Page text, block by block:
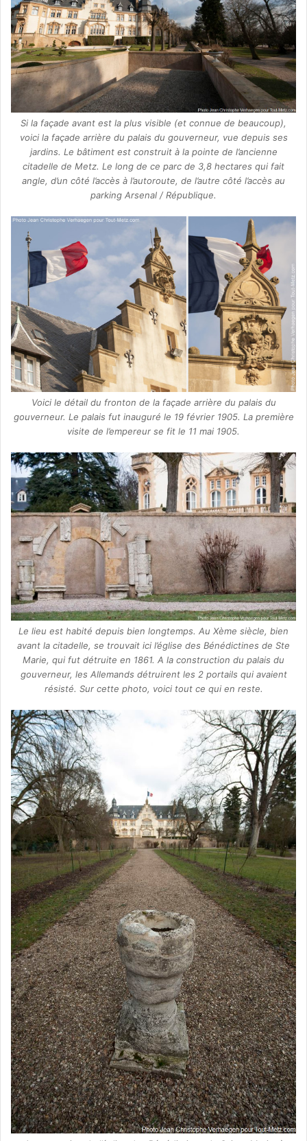
Si la façade avant est la plus visible (et connue de beaucoup),
voici la façade arrière du palais du gouverneur, vue depuis ses
jardins. Le bâtiment est construit à la pointe de l’ancienne
citadelle de Metz. Le long de ce parc de 3,8 hectares qui fait
angle, d’un côté l’accès à l’autoroute, de l’autre côté l’accès au
parking Arsenal / République.
Voici le détail du fronton de la façade arrière du palais du
gouverneur. Le palais fut inauguré le 19 février 1905. La première
visite de l’empereur se fit le 11 mai 1905.
Le lieu est habité depuis bien longtemps. Au Xème siècle, bien
avant la citadelle, se trouvait ici l’église des Bénédictines de Ste
Marie, qui fut détruite en 1861. A la construction du palais du
gouverneur, les Allemands détruirent les 2 portails qui avaient
résisté. Sur cette photo, voici tout ce qui en reste.